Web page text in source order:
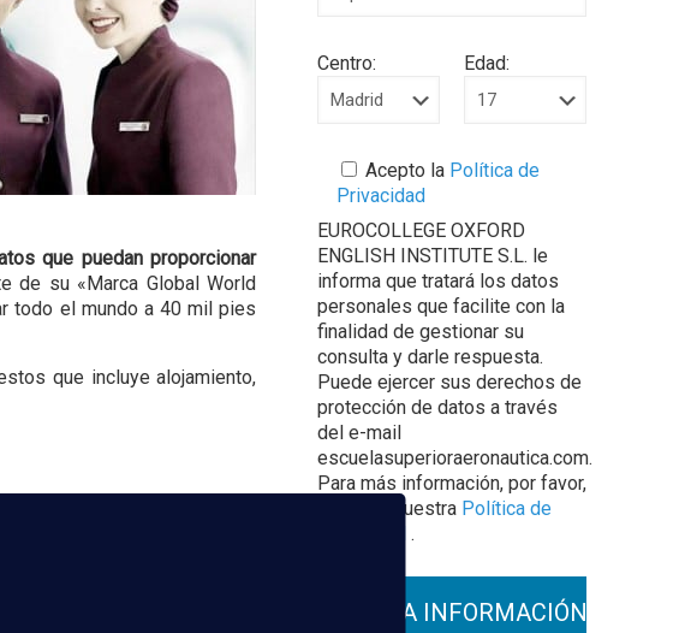
que puedan proporcionar
de su «Marca Global World
todo el mundo a 40 mil pies
que incluye alojamiento,
Centro: Edad:
Acepto laPolítica de
Privacidad
EUROCOLLEGE OXFORD
ENGLISH INSTITUTE S.L. le
informa que tratará los datos
personales que facilite con la
finalidad de gestionar su
consulta y darle respuesta.
Puede ejercer sus derechos de
protección de datos a través
del e-mail
escuelasuperioraeronautica.com.
Para más información, por favor,
consulte nuestra Política de
.